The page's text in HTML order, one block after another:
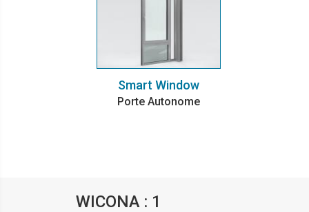
Smart Window
Porte Autonome
WICONA : 1